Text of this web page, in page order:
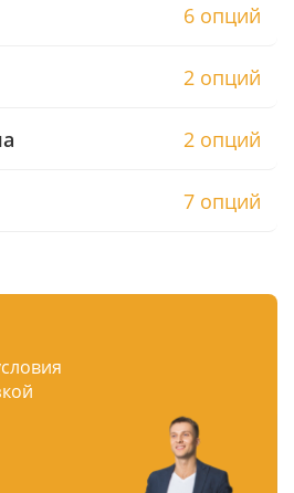
6 опций
2 опций
2 опций
7 опций